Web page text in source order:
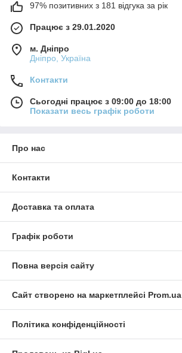
97% позитивних з 181 відгука за рік
Працює з 29.01.2020
м. Дніпро
Дніпро, Україна
Контакти
Сьогодні працює з 09:00 до 18:00
Показати весь графік роботи
Про нас
Контакти
Доставка та оплата
Графік роботи
Повна версія сайту
Сайт створено на маркетплейсі Prom.ua
Політика конфіденційності